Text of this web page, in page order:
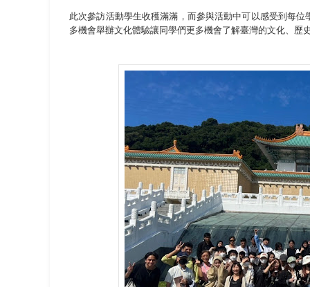
此次參訪活動學生收穫滿滿，而參與活動中可以感受到每
多機會舉辦文化體驗讓同學們更多機會了解臺灣的文化、歷